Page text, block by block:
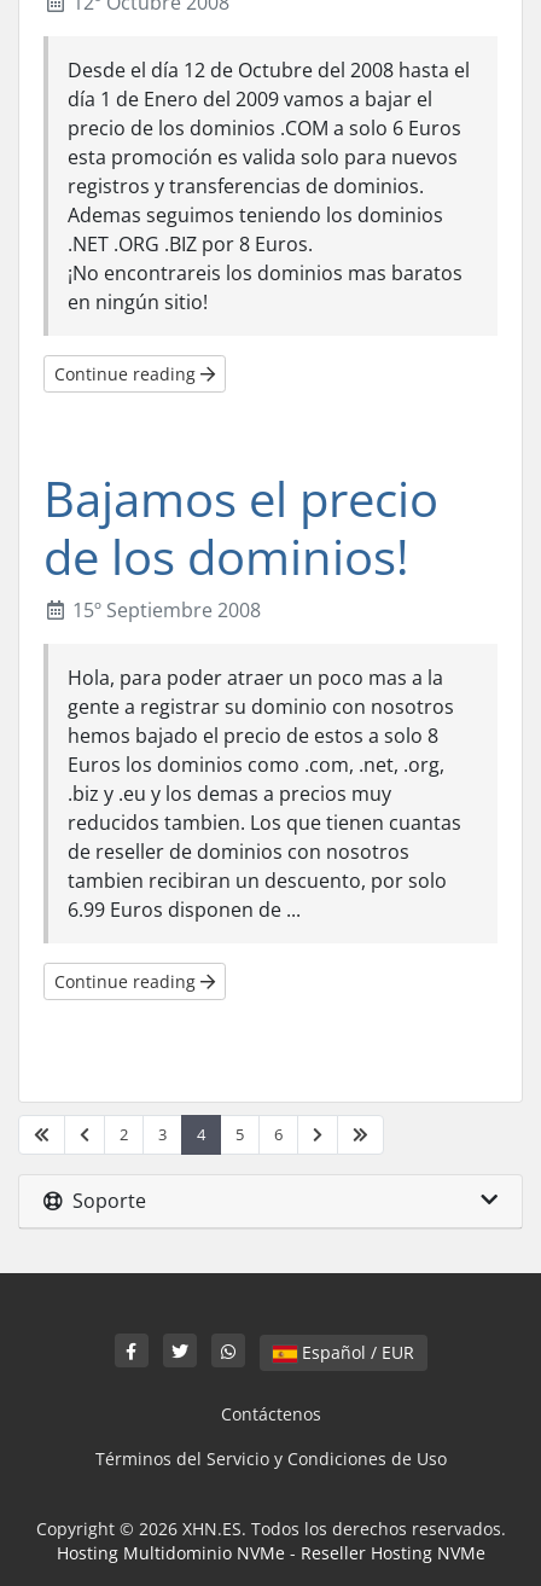
Desde el día 12 de Octubre del 2008 hasta el
día 1 de Enero del 2009 vamos a bajar el
precio de los dominios .COM a solo 6 Euros
esta promoción es valida solo para nuevos
registros y transferencias de dominios.
Ademas seguimos teniendo los dominios
.NET .ORG .BIZ por 8 Euros.
¡No encontrareis los dominios mas baratos
en ningún sitio!
Continue reading
Bajamos el precio
de los dominios!
15º Septiembre 2008
Hola, para poder atraer un poco mas a la
gente a registrar su dominio con nosotros
hemos bajado el precio de estos a solo 8
Euros los dominios como .com, .net, .org,
.biz y .eu y los demas a precios muy
reducidos tambien. Los que tienen cuantas
de reseller de dominios con nosotros
tambien recibiran un descuento, por solo
6.99 Euros disponen de ...
Continue reading
2 3 4 5 6
Soporte
Español / EUR
Contáctenos
Términos del Servicio y Condiciones de Uso
Copyright © 2026 XHN.ES. Todos los derechos reservados.
Hosting Multidominio NVMe- Reseller Hosting NVMe